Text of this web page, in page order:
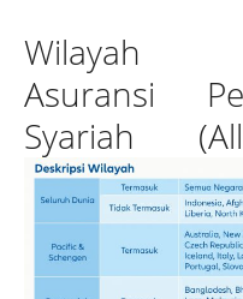
Wilayah
Asuransi
Syariah